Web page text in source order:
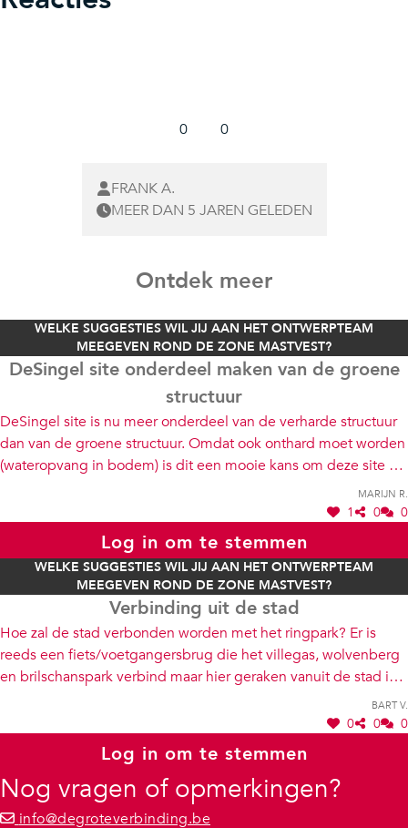
0 0
FRANK A.
MEER DAN 5 JAREN GELEDEN
Ontdek meer
WELKE SUGGESTIES WIL JIJ AAN HET ONTWERPTEAM
MEEGEVEN ROND DE ZONE MASTVEST?
DeSingel site onderdeel maken van de groene
structuur
DeSingel site is nu meer onderdeel van de verharde structuur
dan van de groene structuur. Omdat ook onthard moet worden
(wateropvang in bodem) is dit een mooie kans om deze site op
te nemen in de plannen voor zone Mastvest: breek open die
verharde oppervlakten en integreer de site in het park (dmv
bomen en laag groen). Dat verkleint ook meteen
(gevoelsmatig) het enorme grote verkeersplein dat de kruising
Jan Van Rijswijcklaan - Desguinlei nu is.
Marijn R.
1 0 0
Log in om te stemmen
WELKE SUGGESTIES WIL JIJ AAN HET ONTWERPTEAM
MEEGEVEN ROND DE ZONE MASTVEST?
Verbinding uit de stad
Hoe zal de stad verbonden worden met het ringpark? Er is
reeds een fiets/voetgangersbrug die het villegas, wolvenberg
en brilschanspark verbind maar hier geraken vanuit de stad is
Bart V.
0 0 0
Log in om te stemmen
Nog vragen of opmerkingen?
info@degroteverbinding.be